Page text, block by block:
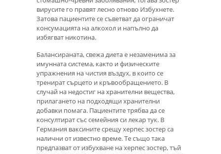
вирусите го правят лесно отново Избухнете.
Затова пациентите се съветват да ограничат
консумацията на алкохол и напълно да
избягват никотина.
Балансираната, свежа диета е незаменима за
имунната система, както и физическите
упражнения на чистия въздух, в които се
тренират сърцето и кръвообращението. В
случай на недостиг на хранителни вещества,
прилагането на подходящи хранителни
добавки помага. Пациентите трябва да се
консултират със семейния си лекар тук. В
Германия ваксините срещу херпес зостер са
налични от известно време. Те също така
предпазват от избухване на херпес зостер, тъй